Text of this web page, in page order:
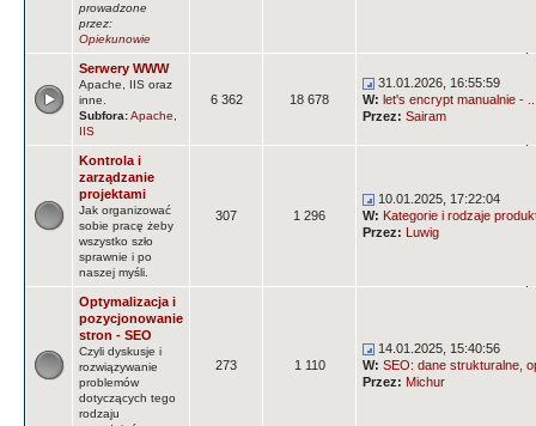
prowadzone
przez:
Opiekunowie
Serwery WWW
Apache, IIS oraz
inne.
Subfora:Apache
IIS
6 362 18 678
31.01.2026, 16:55:59
W: let's encrypt manualnie -
Przez: Sairam
Kontrola i
zarządzanie
projektami
Jak organizować
sobie pracę żeby
wszystko szło
sprawnie i po
naszej myśli.
307 1 296
10.01.2025, 17:22:04
W: Kategorie i rodzaje
Przez: Luwig
Optymalizacja i
pozycjonowanie
stron - SEO
Czyli dyskusje i
rozwiązywanie
problemów
dotyczących tego
rodzaju
273 1 110
14.01.2025, 15:40:56
W: SEO: dane strukturalne,
Przez: Michur